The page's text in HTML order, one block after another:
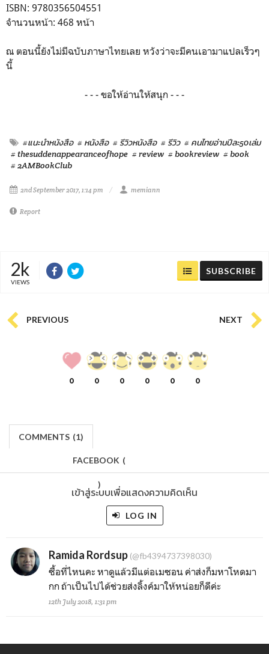
ISBN: 9780356504551
จำนวนหน้า: 468 หน้า
ณ ตอนนี้ยังไม่มีฉบับภาษาไทยเลย หวังว่าจะมีคนเอามาแปลเร็วๆ
นี้
- - - ขอให้อ่านให้สนุก - - -
#แนะนำหนังสือ # หนังสือ # รีวิวหนังสือ # รีวิว # คนไทยอ่านปีละ50เล่ม
# thesuddenappearanceofhope # review # bookreview # book
# 2AMBookClub
2nd September 2017, 1:14 pm memiann
Report
2k
VIEWS
SUBSCRIBE
PREVIOUS NEXT
0 0 0 0 0 0
COMMENTS (1)
FACEBOOK (
)
เข้าสู่ระบบเพื่อแสดงความคิดเห็น
LOG IN
Ramida Rordsup (@fb4394737398030)
ซื้อที่ไหนคะ​ หาดูแล้วมีแต่อเมซอน​ ค่าส่งก็มหาโหดมา
กก​ ถ้าเป็นไปได้ช่วยส่งลิ้งค์มาให้หน่อยก็ดีค่ะ
12th July 2018, 1:31 pm